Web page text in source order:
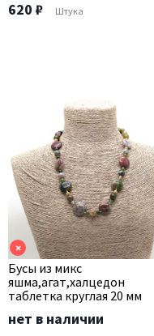
620 ₽ Штука
×
Бусы из микс
яшма,агат,халцедон
таблетка круглая 20 мм
нет в наличии